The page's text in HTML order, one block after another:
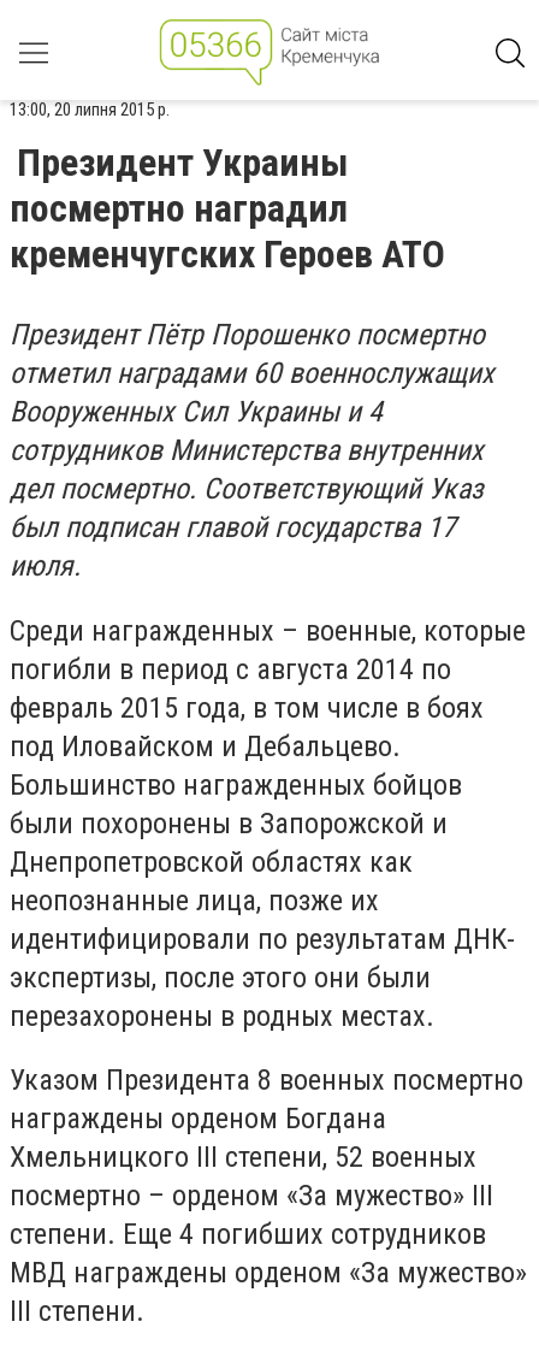
13:00, 20 липня 2015 р.
Президент Украины
посмертно наградил
кременчугских Героев АТО
Президент Пётр Порошенко посмертно
отметил наградами 60 военнослужащих
Вооруженных Сил Украины и 4
сотрудников Министерства внутренних
дел посмертно. Соответствующий Указ
был подписан главой государства 17
июля.
Среди награжденных – военные, которые
погибли в период с августа 2014 по
февраль 2015 года, в том числе в боях
под Иловайском и Дебальцево.
Большинство награжденных бойцов
были похоронены в Запорожской и
Днепропетровской областях как
неопознанные лица, позже их
идентифицировали по результатам ДНК-
экспертизы, после этого они были
перезахоронены в родных местах.
Указом Президента 8 военных посмертно
награждены орденом Богдана
Хмельницкого III степени, 52 военных
посмертно – орденом «За мужество» III
степени. Еще 4 погибших сотрудников
МВД награждены орденом «За мужество»
III степени.